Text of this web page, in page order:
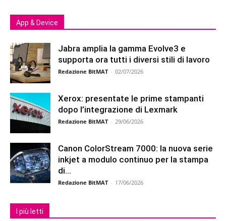
App & Device
Jabra amplia la gamma Evolve3 e
supporta ora tutti i diversi stili di lavoro
Redazione BitMAT - 02/07/2026
Xerox: presentate le prime stampanti
dopo l’integrazione di Lexmark
Redazione BitMAT - 29/06/2026
Canon ColorStream 7000: la nuova serie
inkjet a modulo continuo per la stampa
di...
Redazione BitMAT - 17/06/2026
I più letti